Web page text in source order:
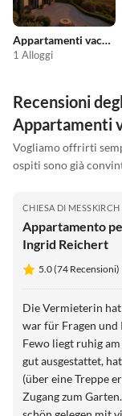
Appartamenti vacanze economici
1 Alloggi
Recensioni
Appartamenti
Vogliamo offrirti
ospiti sono già
CHIESA DI MESSKIRCH
Appartamento
Ingrid Reichert
5.0 (74 Recensioni)
Die Vermieterin
war für Fragen
Fewo liegt ruhig
gut ausgestattet,
(über eine Treppe
Zugang zum